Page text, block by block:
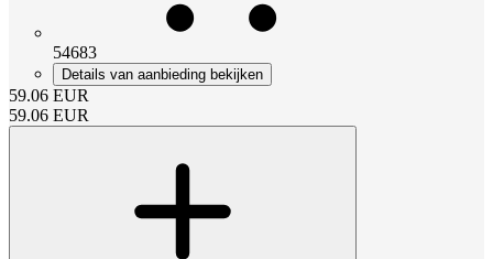
54683
Details van aanbieding bekijken
59.06 EUR
59.06 EUR